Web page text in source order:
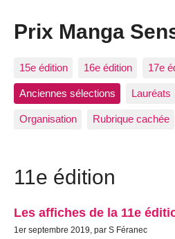
Prix Manga
15e édition 16e édition 17e
Anciennes sélections Lauréats
Organisation Rubrique cachée
11e édition
Les affiches de la 11e
1er septembre 2019, par S Féranec